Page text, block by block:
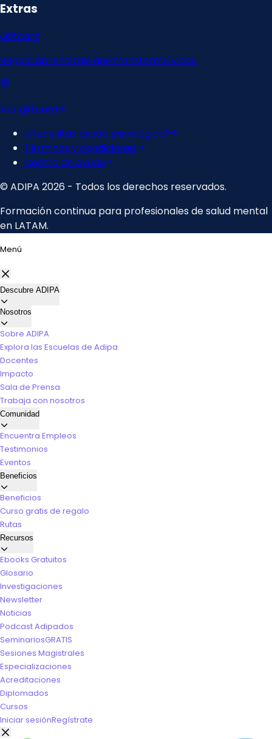
Menú
Descubre ADIPA
Nosotros
Sobre ADIPA
Explora las Escuelas de Adipa
Docentes
Impacto
Sala de Prensa
Trabaja con nosotros
Comunidad
Encuentra Empleos
Testimonios
Eventos
Beneficios
Beneficios
Curso gratis de regalo
Rutas
Recursos
Ebooks Gratuitos
Glosario
Investigaciones
Newsletter
Noticias
Podcast Adipados
SeminariosGRATIS
Sesiones Magistrales
Especializaciones
Acreditaciones
Diplomados
Cursos
Iniciar sesiónRegístrate